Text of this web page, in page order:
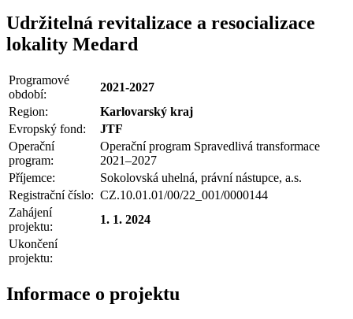
Udržitelná revitalizace a resocializace
lokality Medard
Programové
období:
2021-2027
Region:
Karlovarský kraj
Evropský fond:
JTF
Operační
program:
Operační program Spravedlivá transformace
2021–2027
Příjemce:
Sokolovská uhelná, právní nástupce, a.s.
Registrační číslo: CZ.10.01.01/00/22_001/0000144
Zahájení
projektu:
1. 1. 2024
Ukončení
projektu:
Informace o projektu